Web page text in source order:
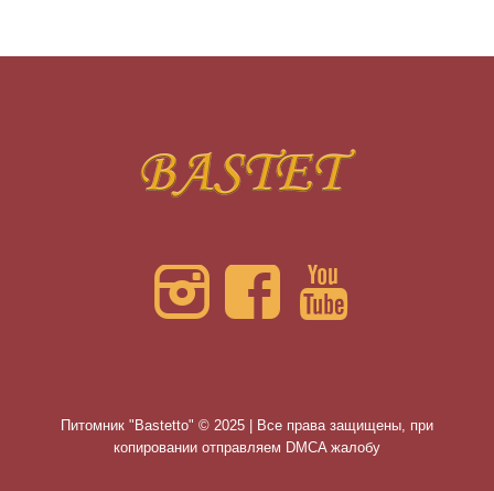
Питомник "Bastetto" © 2025 | Все права защищены, при
копировании отправляем DMCA жалобу